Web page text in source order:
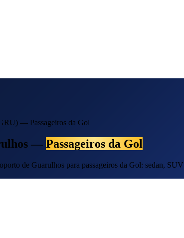
— Passageiros da Gol
— Passageiros da Gol
de Guarulhos para passageiros da Gol: sedan,